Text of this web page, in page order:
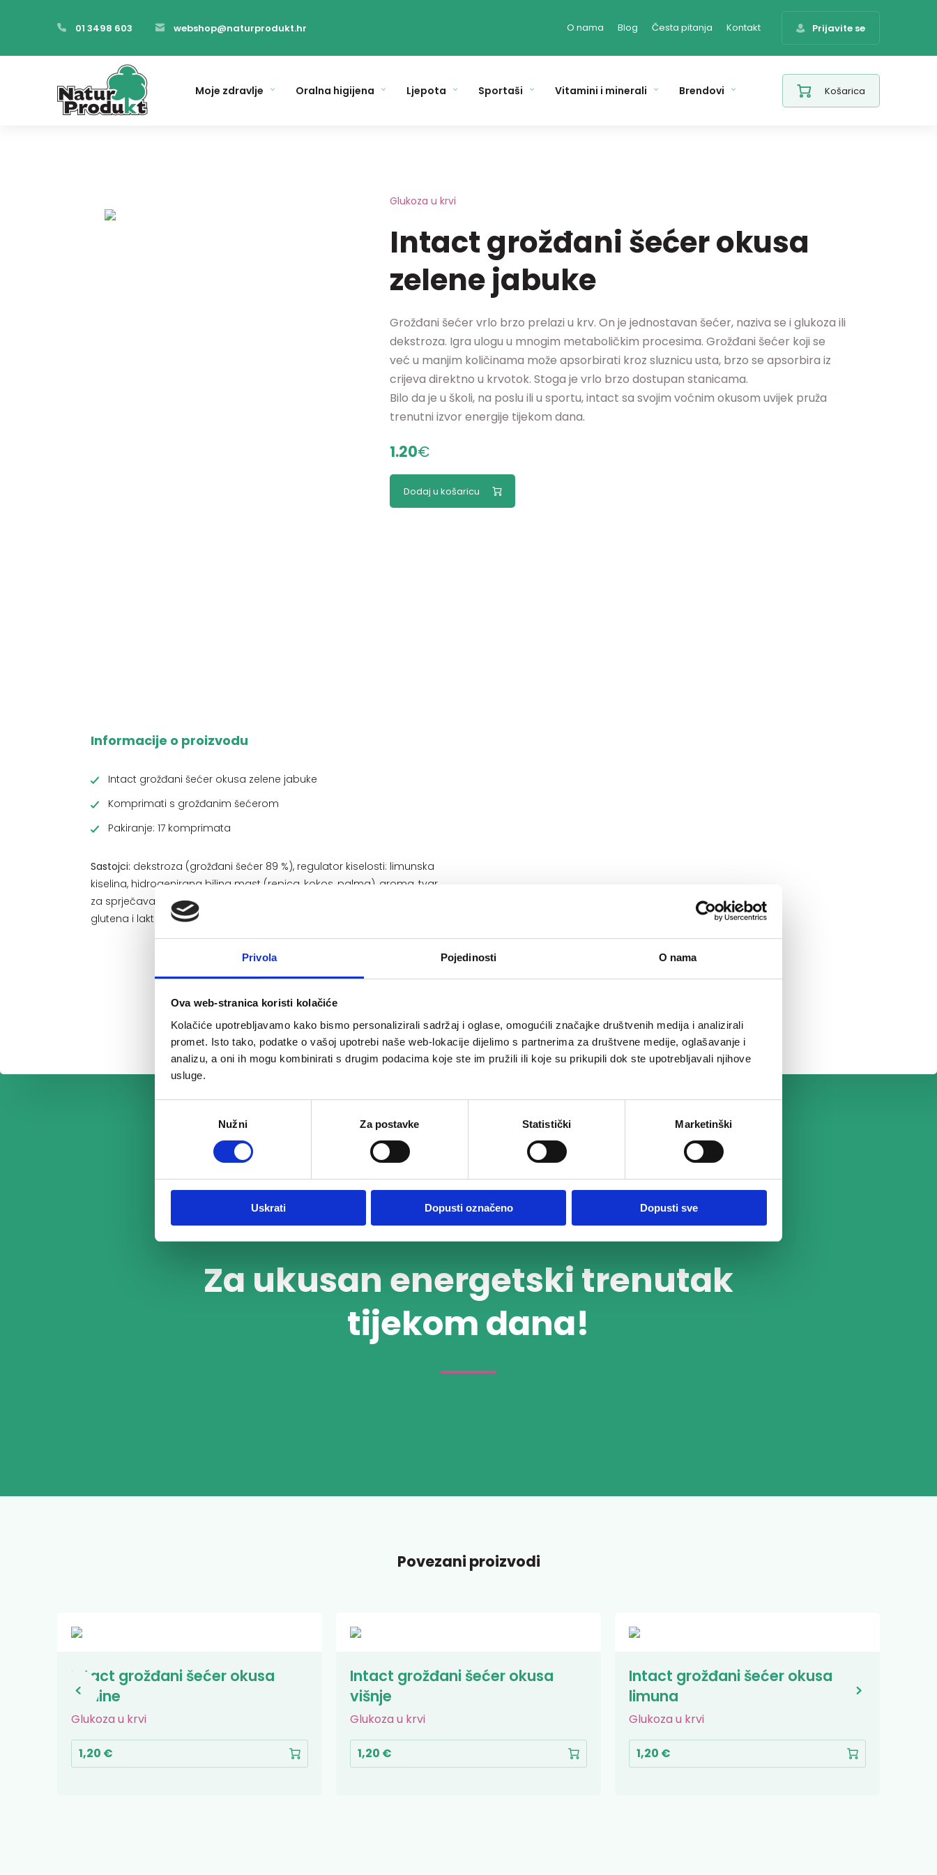
Privola Pojedinosti O nama
Ova web-stranica koristi kolačiće
Kolačiće upotrebljavamo kako bismo personalizirali sadržaj i oglase, omogućili značajke društvenih medija i analizirali
promet. Isto tako, podatke o vašoj upotrebi naše web-lokacije dijelimo s partnerima za društvene medije, oglašavanje i
analizu, a oni ih mogu kombinirati s drugim podacima koje ste im pružili ili koje su prikupili dok ste upotrebljavali njihove
usluge.
Nužni Za postavke Statistički Marketinški
Uskrati Dopusti označeno Dopusti sve
01 3498 603 webshop@naturprodukt.hr O nama Blog Česta pitanja Kontakt Prijavite se
Moje zdravlje Oralna higijena Ljepota Sportaši Vitamini i minerali Brendovi Košarica
Glukoza u krvi
Intact grožđani šećer okusa
zelene jabuke
Grožđani šećer vrlo brzo prelazi u krv. On je jednostavan šećer, naziva se i glukoza ili
dekstroza. Igra ulogu u mnogim metaboličkim procesima. Grožđani šećer koji se
već u manjim količinama može apsorbirati kroz sluznicu usta, brzo se apsorbira iz
crijeva direktno u krvotok. Stoga je vrlo brzo dostupan stanicama.
Bilo da je u školi, na poslu ili u sportu, intact sa svojim voćnim okusom uvijek pruža
trenutni izvor energije tijekom dana.
1.20€
Dodaj u košaricu
Informacije o proizvodu
Intact grožđani šećer okusa zelene jabuke
Komprimati s grožđanim šećerom
Pakiranje: 17 komprimata
Sastojci: dekstroza (grožđani šećer 89 %), regulator kiselosti: limunska
kiselina, hidrogenirana biljna mast (repica, kokos, palma), aroma, tvar
za sprječavanje zgrudnjavanja: magnezijeve soli masnih kiselina. Bez
glutena i laktoze.
Za ukusan energetski trenutak
tijekom dana!
Povezani proizvodi
Intact grožđani šećer okusa
maline
Glukoza u krvi
1,20 €
Intact grožđani šećer okusa
višnje
Glukoza u krvi
1,20 €
Intact grožđani šećer okusa
limuna
Glukoza u krvi
1,20 €